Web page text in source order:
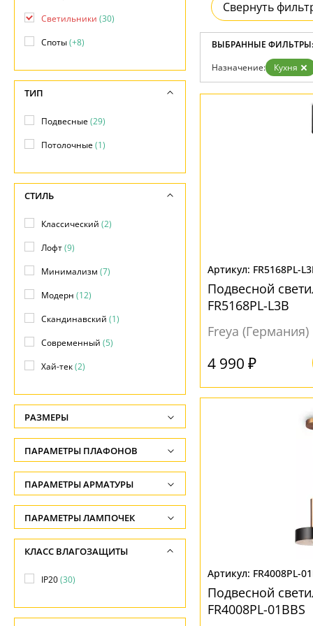
Контакты
Свернуть
ВЫБРАННЫЕ ФИЛЬТРЫ:
Назначение: Кухня
FR5168PL-
Подвесной
FR5168PL-L3B
Freya (Германия)
4 990 ₽
FR4008PL-
Подвесной
FR4008PL-01BBS
Светильники (30)
Споты(+8)
ТИП
Подвесные(29)
Потолочные(1)
СТИЛЬ
Классический (2)
Лофт(9)
Минимализм (7)
Модерн (12)
Скандинавский (1)
Современный (5)
Хай-тек(2)
РАЗМЕРЫ
Высота, см
-
Длина подвеса, см
-
Ширина, см
-
Диаметр, см
ПАРАМЕТРЫ ПЛАФОНОВ
ФОРМА ПЛАФОНА
Декоративный(6)
Конус(3)
Цилиндр(9)
Шар(7)
ПОВЕРХНОСТЬ
ПАРАМЕТРЫ АРМАТУРЫ
ЦВЕТ АРМАТУРЫ
Золото(3)
ПАРАМЕТРЫ ЛАМПОЧЕК
Количество ламп
-
Общая мощность ламп
-
КЛАСС ВЛАГОЗАЩИТЫ
IP20(30)